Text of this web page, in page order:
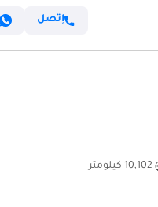
إتصل
10,102 كيلومتر